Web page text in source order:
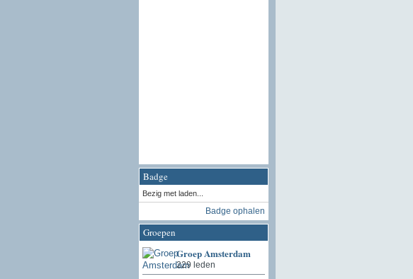
Badge
Bezig met laden...
Badge ophalen
Groepen
Groep Amsterdam
229 leden